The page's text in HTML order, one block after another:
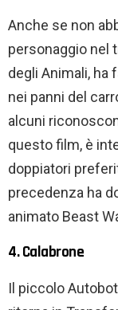
Anche se non
personaggio nel
degli Animali, ha
nei panni del
alcuni
questo film, è
doppiatori
precedenza ha
animato Beast
4. Calabrone
Il piccolo